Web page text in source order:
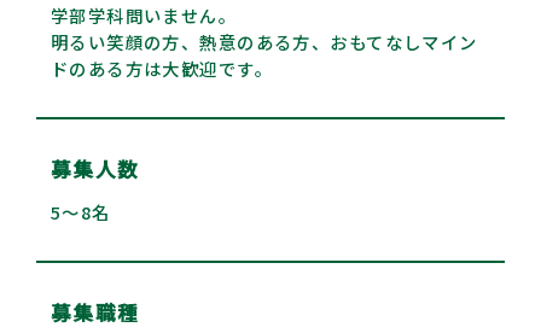
学部学科問いません。
明るい笑顔の方、熱意のある方、おもてなしマイン
ドのある方は大歓迎です。
募集人数
5～8名
募集職種